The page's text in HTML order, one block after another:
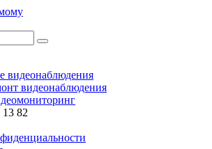
видеонаблюдения
видеонаблюдения
82